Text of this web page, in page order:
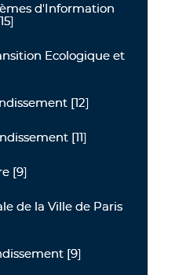
et du Numérique
d'Information
et du Climat
Ecologique et
[12]
[11]
[9]
de Paris
de la Ville de Paris
[9]